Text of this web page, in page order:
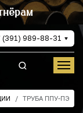
(391) 989-88-31
ТРУБА ППУ-ПЭ